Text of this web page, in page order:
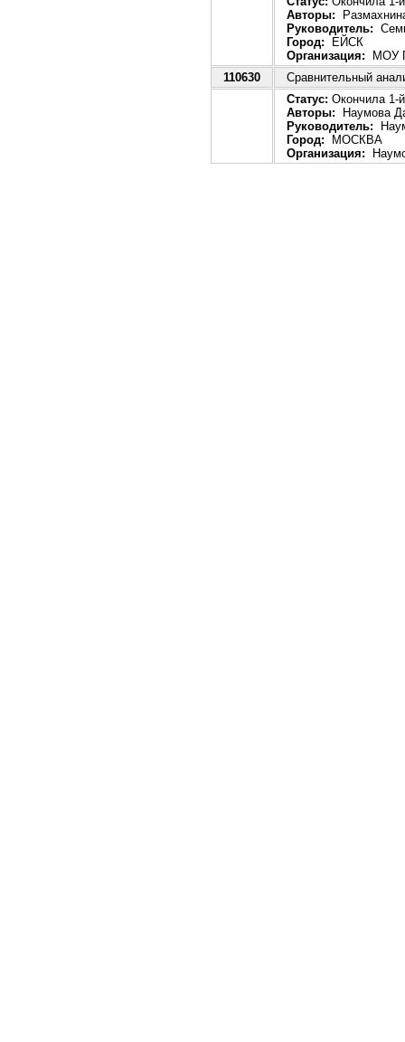
Авторы:
Руководитель:
Город: ЕЙСК
Организация: МОУ
110630
Сравнительный
Статус: Окончила 1-
Авторы: Наумова
Руководитель:
Город: МОСКВА
Организация: